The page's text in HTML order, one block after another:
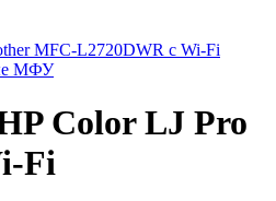
MFC-L2720DWR с Wi-Fi
МФУ
Color LJ Pro
Fi